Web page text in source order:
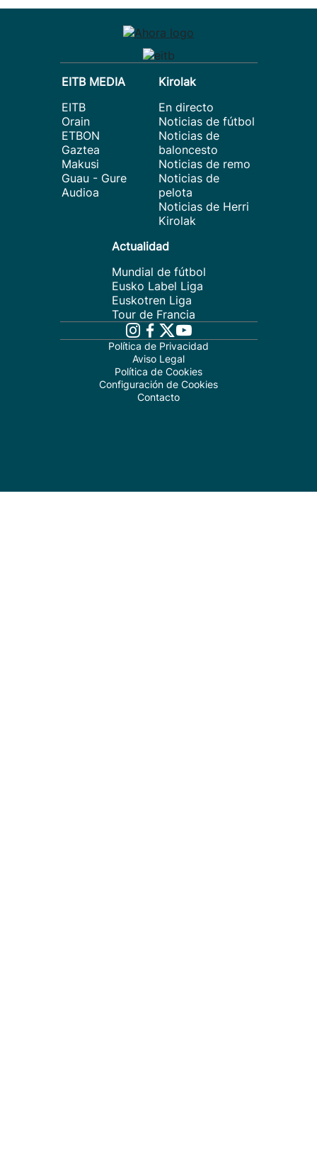
EITB MEDIA
EITB
Orain
ETBON
Gaztea
Makusi
Guau - Gure
Audioa
Kirolak
En directo
Noticias de fútbol
Noticias de
baloncesto
Noticias de remo
Noticias de
pelota
Noticias de Herri
Kirolak
Actualidad
Mundial de fútbol
Eusko Label Liga
Euskotren Liga
Tour de Francia
Política de Privacidad
Aviso Legal
Política de Cookies
Configuración de Cookies
Contacto